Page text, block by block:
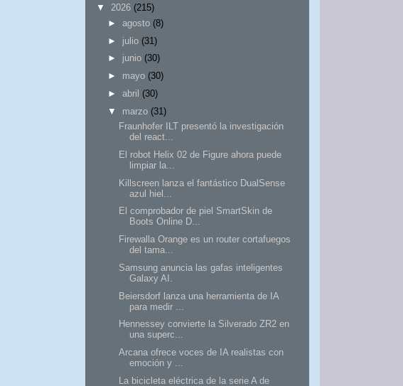
▼ 2026 (215)
► agosto (8)
► julio (31)
► junio (30)
► mayo (30)
► abril (30)
▼
marzo (31)
Fraunhofer ILT presentó la investigación
del react...
El robot Helix 02 de Figure ahora puede
limpiar la...
Killscreen lanza el fantástico DualSense
azul hiel...
El comprobador de piel SmartSkin de
Boots Online D...
Firewalla Orange es un router cortafuegos
del tama...
Samsung anuncia las gafas inteligentes
Galaxy AI.
Beiersdorf lanza una herramienta de IA
para medir ...
Hennessey convierte la Silverado ZR2 en
una superc...
Arcana ofrece voces de IA realistas con
emoción y ...
La bicicleta eléctrica de la serie A de